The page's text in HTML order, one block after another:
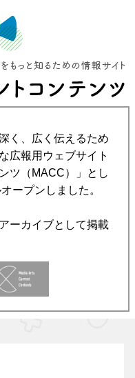
く、広く伝えるため
広報用ウェブサイト
ツ（MACC）」とし
ープンしました。
ーカイブとして掲載